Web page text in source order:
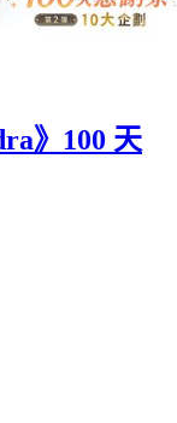
》100 天